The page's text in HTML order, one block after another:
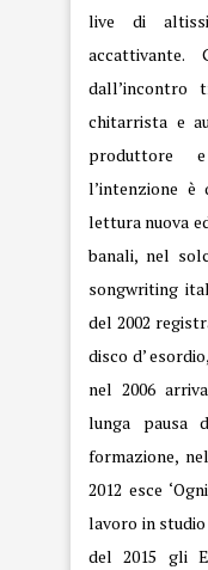
live di
dall’incontro
chitarrista e
produttore
l’intenzione
lettura nuova
banali, nel
songwriting
del 2002
disco d’
nel 2006
lunga pausa
formazione,
2012 esce
lavoro in
del 2015 gli